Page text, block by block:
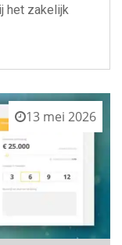
het zakelijk
13 mei 2026